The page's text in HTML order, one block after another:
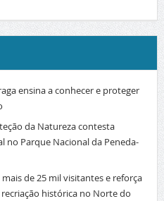
ensina a conhecer e proteger
da Natureza contesta
no Parque Nacional da Peneda-
de 25 mil visitantes e reforça
histórica no Norte do